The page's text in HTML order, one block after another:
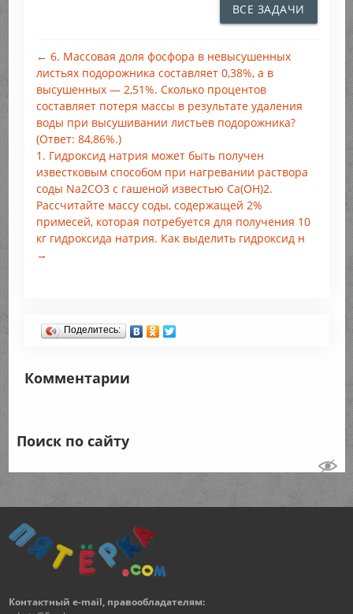
ВСЕ ЗАДАЧИ
← 6. Массовая доля фосфора в невысушенных
листьях подорожника составляет 0,38%, а в
высушенных — 2,51%. Сколько процентов
составляет потеря массы в результате удаления
воды при высушивании листьев подорожника?
(Ответ: 84,86%.)
1. Гидроксид натрия может быть получен
известковым способом при нагревании раствора
соды Na2CO3 с гашеной известью Са(ОН)2.
Рассчитайте массу соды, содержащей 2%
примесей, которая потребуется для получения 10
кг гидроксида натрия. Как выделить гидроксид н
→
Поделитесь:
Комментарии
Поиск по сайту
Контактный e-mail, правообладателям: